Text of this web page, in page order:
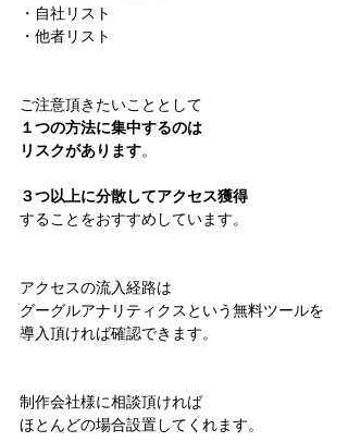
・自社リスト
・他者リスト
ご注意頂きたいこととして
１つの方法に集中するのは
リスクがあります。
３つ以上に分散してアクセス獲得
することをおすすめしています。
アクセスの流入経路は
グーグルアナリティクスという無料ツールを
導入頂ければ確認できます。
制作会社様に相談頂ければ
ほとんどの場合設置してくれます。